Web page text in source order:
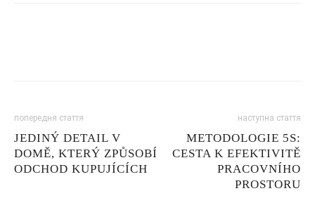
попередня стаття
JEDINÝ DETAIL V
DOMĚ, KTERÝ ZPŮSOBÍ
ODCHOD KUPUJÍCÍCH
наступна стаття
METODOLOGIE 5S:
CESTA K EFEKTIVITĚ
PRACOVNÍHO
PROSTORU